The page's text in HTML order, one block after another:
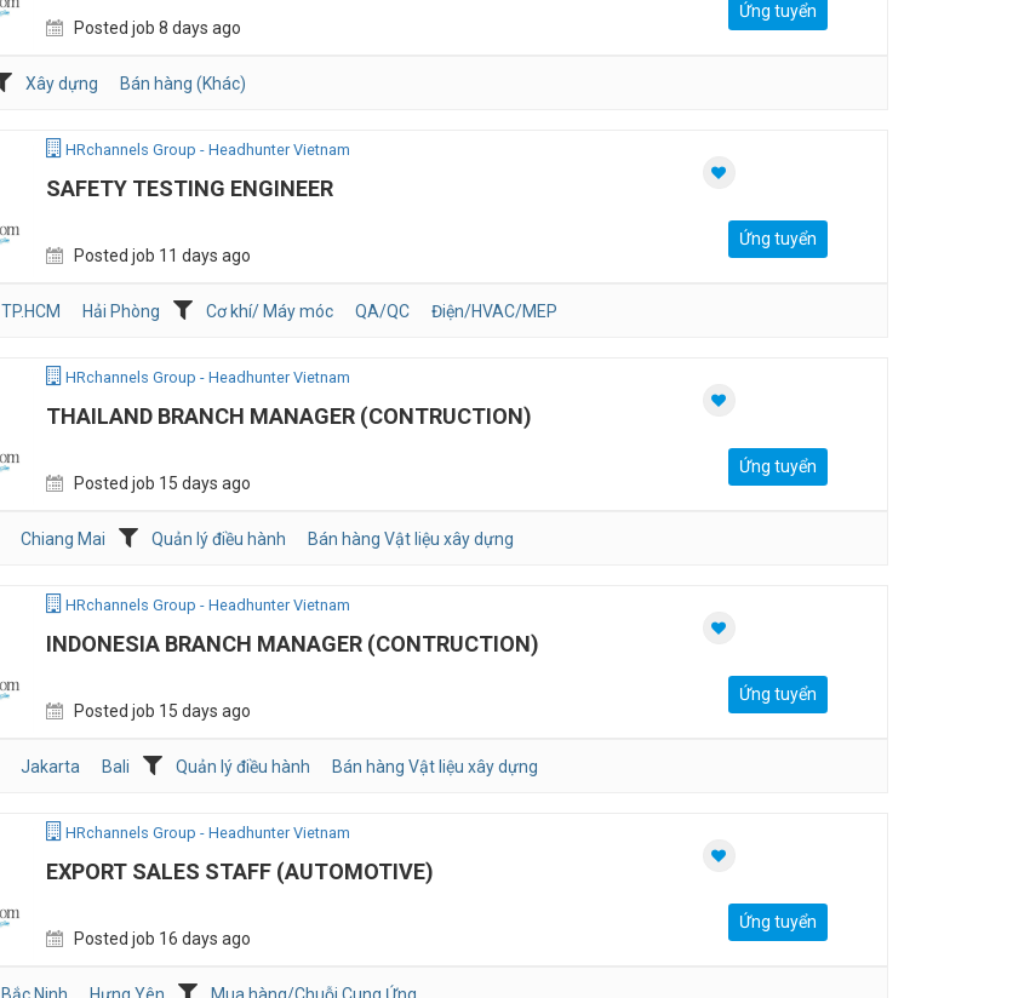
Posted job 8 days ago
Ứng tuyển
Xây dựng Bán hàng (Khác)
HRchannels Group - Headhunter Vietnam
SAFETY TESTING ENGINEER
Posted job 11 days ago
Ứng tuyển
TP.HCM Hải Phòng Cơ khí/ Máy móc QA/QC Điện/HVAC/MEP
HRchannels Group - Headhunter Vietnam
THAILAND BRANCH MANAGER (CONTRUCTION)
Posted job 15 days ago
Ứng tuyển
Chiang Mai Quản lý điều hành Bán hàng Vật liệu xây dựng
HRchannels Group - Headhunter Vietnam
INDONESIA BRANCH MANAGER (CONTRUCTION)
Posted job 15 days ago
Ứng tuyển
Jakarta Bali Quản lý điều hành Bán hàng Vật liệu xây dựng
HRchannels Group - Headhunter Vietnam
EXPORT SALES STAFF (AUTOMOTIVE)
Posted job 16 days ago
Ứng tuyển